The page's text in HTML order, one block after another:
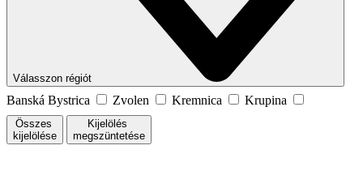
Válasszon régiót
Banská Bystrica Zvolen Kremnica Krupina
Összes
kijelölése
Kijelölés
megszüntetése